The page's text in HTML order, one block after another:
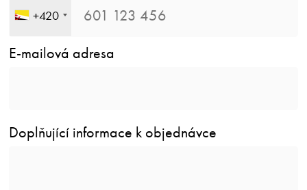
+420
E-mailová adresa
Doplňující informace k objednávce